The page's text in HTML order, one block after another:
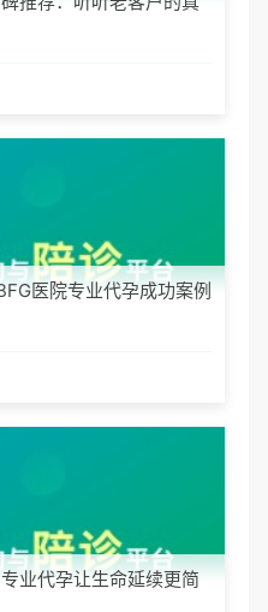
医院专业代孕成功案例
业代孕让生命延续更简